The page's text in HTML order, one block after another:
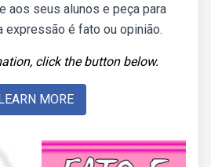
aos seus alunos e peça para
expressão é fato ou opinião.
click the button below.
MORE